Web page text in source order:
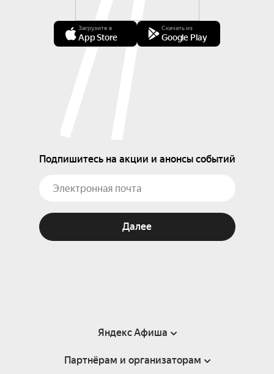
Загрузите в
App Store
Скачать из
Google Play
Подпишитесь на акции и анонсы событий
Далее
Яндекс Афиша
Справка
Партнёрам и организаторам